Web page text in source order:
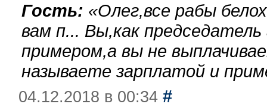
Гость: «Олег,все рабы
вам п... Вы,как
примером,а вы не
называете зарплатой и
04.12.2018 в 00:34 #